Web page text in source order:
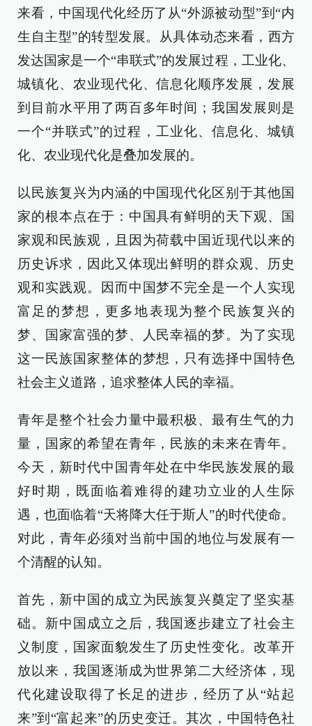
来看，中国现代化经历了从“外源被动型”到“内
生自主型”的转型发展。从具体动态来看，西方
发达国家是一个“串联式”的发展过程，工业化、
城镇化、农业现代化、信息化顺序发展，发展
到目前水平用了两百多年时间；我国发展则是
一个“并联式”的过程，工业化、信息化、城镇
化、农业现代化是叠加发展的。
以民族复兴为内涵的中国现代化区别于其他国
家的根本点在于：中国具有鲜明的天下观、国
家观和民族观，且因为荷载中国近现代以来的
历史诉求，因此又体现出鲜明的群众观、历史
观和实践观。因而中国梦不完全是一个人实现
富足的梦想，更多地表现为整个民族复兴的
梦、国家富强的梦、人民幸福的梦。为了实现
这一民族国家整体的梦想，只有选择中国特色
社会主义道路，追求整体人民的幸福。
青年是整个社会力量中最积极、最有生气的力
量，国家的希望在青年，民族的未来在青年。
今天，新时代中国青年处在中华民族发展的最
好时期，既面临着难得的建功立业的人生际
遇，也面临着“天将降大任于斯人”的时代使命。
对此，青年必须对当前中国的地位与发展有一
个清醒的认知。
首先，新中国的成立为民族复兴奠定了坚实基
础。新中国成立之后，我国逐步建立了社会主
义制度，国家面貌发生了历史性变化。改革开
放以来，我国逐渐成为世界第二大经济体，现
代化建设取得了长足的进步，经历了从“站起
来”到“富起来”的历史变迁。其次，中国特色社